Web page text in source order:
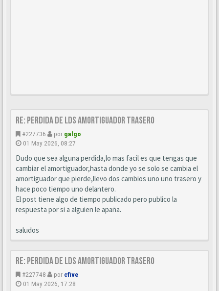
Re: Perdida de LDS amortiguador trasero
#227736 por galgo
01 May 2026, 08:27
Dudo que sea alguna perdida,lo mas facil es que tengas que
cambiar el amortiguador,hasta donde yo se solo se cambia el
amortiguador que pierde,llevo dos cambios uno uno trasero y
hace poco tiempo uno delantero.
El post tiene algo de tiempo publicado pero publico la
respuesta por si a alguien le apaña.
saludos
Re: Perdida de LDS amortiguador trasero
#227748 por cfive
01 May 2026, 17:28